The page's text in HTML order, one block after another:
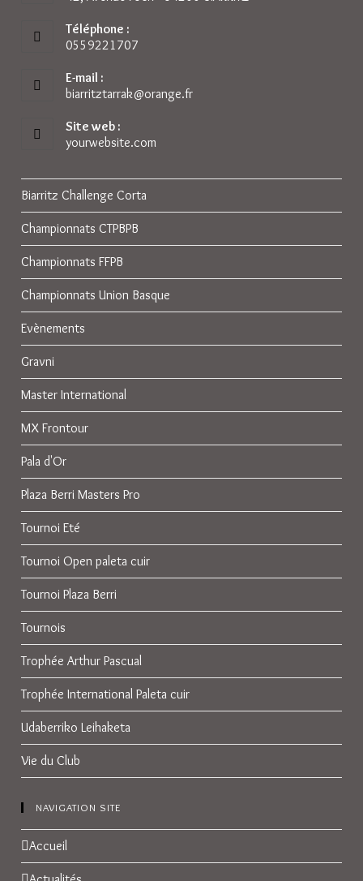
Téléphone :
0559221707
E-mail :
biarritztarrak@orange.frS’ouvre
Site web :
yourwebsite.com
Biarritz Challenge Corta
Championnats CTPBPB
Championnats FFPB
Championnats Union Basque
Evènements
Gravni
Master International
MX Frontour
Pala d'Or
Plaza Berri Masters Pro
Tournoi Eté
Tournoi Open paleta cuir
Tournoi Plaza Berri
Tournois
Trophée Arthur Pascual
Trophée International Paleta cuir
Udaberriko Leihaketa
Vie du Club
NAVIGATION SITE
Accueil